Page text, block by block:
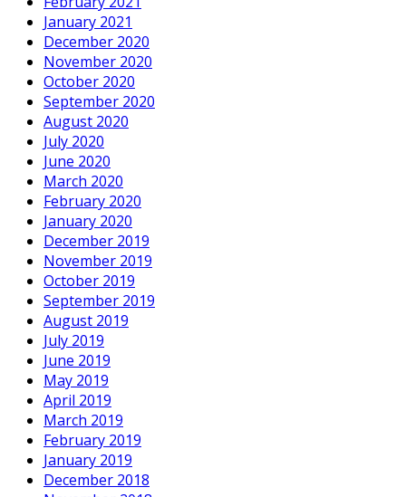
January 2021
December 2020
November 2020
October 2020
September 2020
August 2020
July 2020
June 2020
March 2020
February 2020
January 2020
December 2019
November 2019
October 2019
September 2019
August 2019
July 2019
June 2019
May 2019
April 2019
March 2019
February 2019
January 2019
December 2018